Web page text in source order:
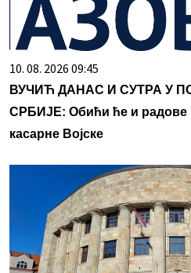
10. 08. 2026 09:45
ВУЧИЋ ДАНАС И СУТРА У
СРБИЈЕ: Обићи ће и радове
касарне Војске